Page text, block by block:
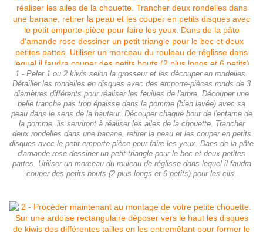
1 - Peler 1 ou 2 kiwis selon la grosseur et les découper en rondelles.
Détailler les rondelles en disques avec des emporte-pièces ronds de 3
diamètres différents pour réaliser les feuilles de l'arbre. Découper une
belle tranche pas trop épaisse dans la pomme (bien lavée) avec sa
peau dans le sens de la hauteur. Découper chaque bout de l'entame de
la pomme, ils serviront à réaliser les ailes de la chouette. Trancher
deux rondelles dans une banane, retirer la peau et les couper en petits
disques avec le petit emporte-pièce pour faire les yeux. Dans de la pâte
d'amande rose dessiner un petit triangle pour le bec et deux petites
pattes. Utiliser un morceau du rouleau de réglisse dans lequel il faudra
couper des petits bouts (2 plus longs et 6 petits) pour les cils.